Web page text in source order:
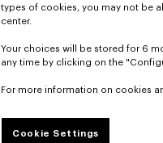
types of cookies, you may not be
center.
Your choices will be stored for 6
any time by clicking on the
For more information on cookies
Cookie Settings